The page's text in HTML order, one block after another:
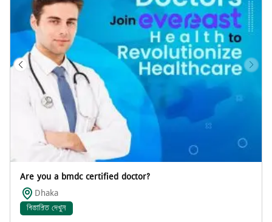
Are you a bmdc certified doctor?
Dhaka
বিস্তারিত দেখুন